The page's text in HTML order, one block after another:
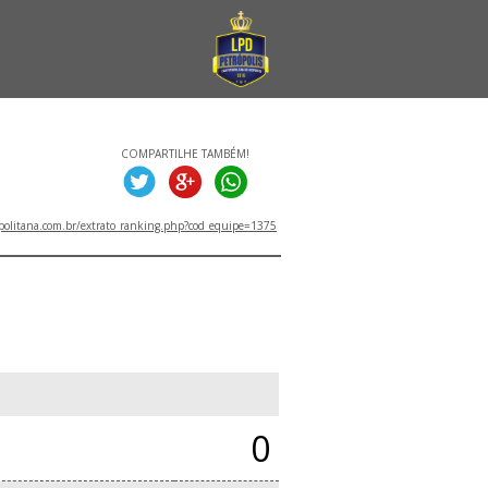
COMPARTILHE TAMBÉM!
extrato_ranking.php?cod_equipe=1375
0